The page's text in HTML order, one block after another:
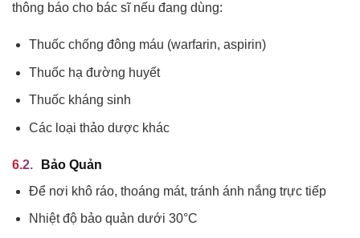
thông báo cho bác sĩ nếu đang dùng:
Thuốc chống đông máu (warfarin, aspirin)
Thuốc hạ đường huyết
Thuốc kháng sinh
Các loại thảo dược khác
Bảo Quản
Để nơi khô ráo, thoáng mát, tránh ánh nắng trực tiếp
Nhiệt độ bảo quản dưới 30°C